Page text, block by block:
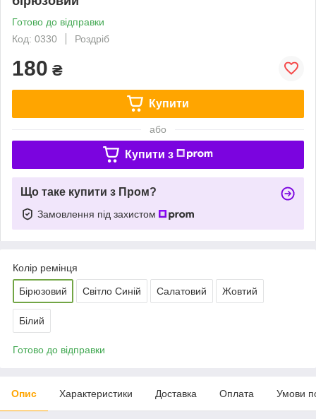
Готово до відправки
Код: 0330
Роздріб
180 ₴
Купити
або
Купити з
Що таке купити з Пром?
Замовлення під захистом
Колір ремінця
Бірюзовий Світло Синій Салатовий Жовтий
Білий
Готово до відправки
Опис Характеристики Доставка Оплата Умови